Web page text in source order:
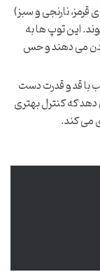
نارنجی و سبز)
این توپ ها به
می دهند و حس
با قد و قدرت دست
که کنترل بهتری
می کند.